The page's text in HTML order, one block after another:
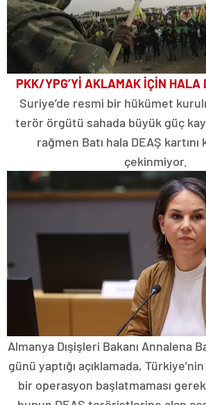
PKK/YPG’Yİ AKLAMAK İÇİN HALA
Suriye’de resmi bir hükümet
terör örgütü sahada büyük güç
rağmen Batı hala DEAŞ
çekinmiyor.
Almanya Dışişleri Bakanı Annalena
günü yaptığı açıklamada,
bir operasyon başlatmaması